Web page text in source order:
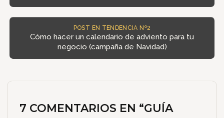
POST EN TENDENCIA Nº2
Cómo hacer un calendario de adviento para tu
negocio (campaña de Navidad)
7 COMENTARIOS EN “GUÍA